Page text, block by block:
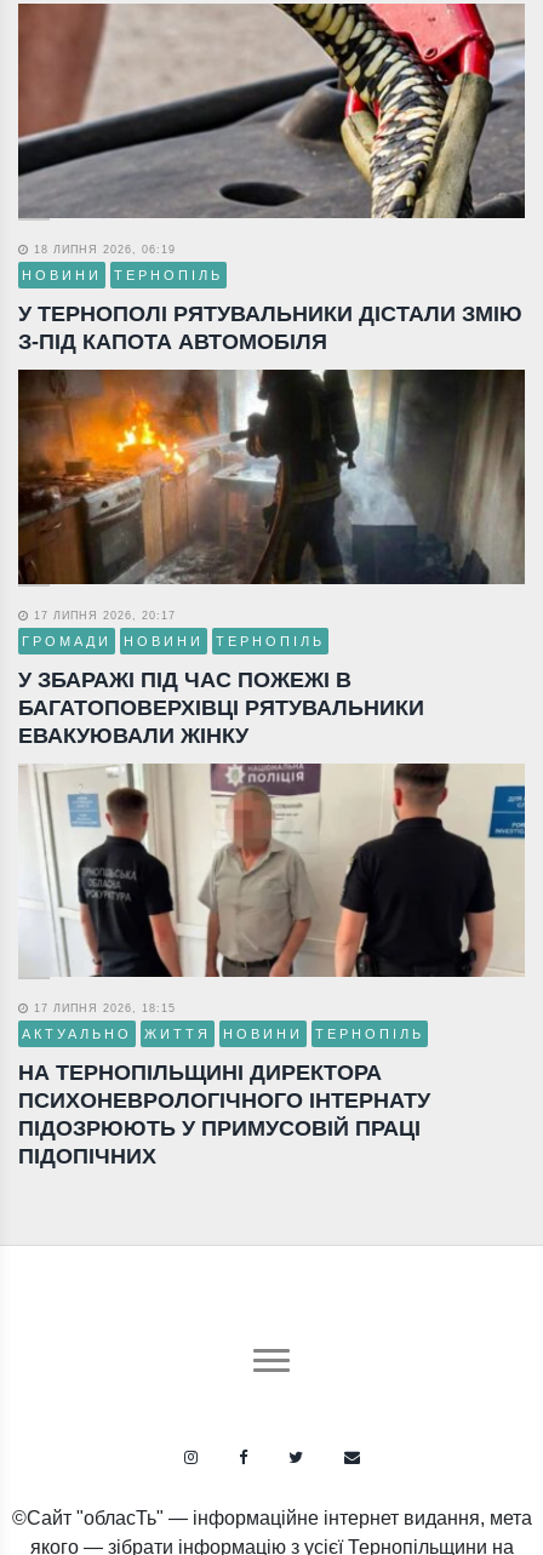
18 ЛИПНЯ 2026, 06:19
НОВИНИ ТЕРНОПІЛЬ
У ТЕРНОПОЛІ РЯТУВАЛЬНИКИ ДІСТАЛИ ЗМІЮ
З-ПІД КАПОТА АВТОМОБІЛЯ
17 ЛИПНЯ 2026, 20:17
ГРОМАДИ НОВИНИ ТЕРНОПІЛЬ
У ЗБАРАЖІ ПІД ЧАС ПОЖЕЖІ В
БАГАТОПОВЕРХІВЦІ РЯТУВАЛЬНИКИ
ЕВАКУЮВАЛИ ЖІНКУ
17 ЛИПНЯ 2026, 18:15
АКТУАЛЬНО ЖИТТЯ НОВИНИ ТЕРНОПІЛЬ
НА ТЕРНОПІЛЬЩИНІ ДИРЕКТОРА
ПСИХОНЕВРОЛОГІЧНОГО ІНТЕРНАТУ
ПІДОЗРЮЮТЬ У ПРИМУСОВІЙ ПРАЦІ
ПІДОПІЧНИХ
©Сайт "обласТь" — інформаційне інтернет видання, мета
якого — зібрати інформацію з усієї Тернопільщини на